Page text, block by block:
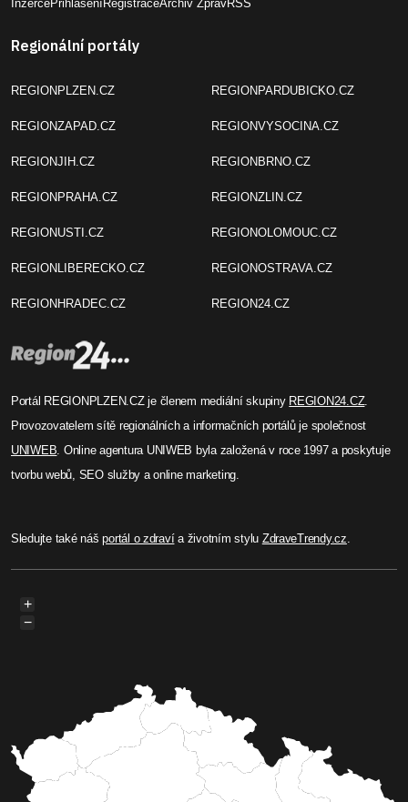
InzercePřihlášeníRegistraceArchiv ZprávRSS
Regionální portály
REGIONPLZEN.CZ
REGIONZAPAD.CZ
REGIONJIH.CZ
REGIONPRAHA.CZ
REGIONUSTI.CZ
REGIONLIBERECKO.CZ
REGIONHRADEC.CZ
REGIONPARDUBICKO.CZ
REGIONVYSOCINA.CZ
REGIONBRNO.CZ
REGIONZLIN.CZ
REGIONOLOMOUC.CZ
REGIONOSTRAVA.CZ
REGION24.CZ
Portál REGIONPLZEN.CZ je členem mediální skupiny REGION24.CZ.
Provozovatelem sítě regionálních a informačních portálů je společnost
UNIWEB. Online agentura UNIWEB byla založená v roce 1997 a poskytuje
tvorbu webů, SEO služby a online marketing.
Sledujte také nášportál o zdravía životním stylu ZdraveTrendy.cz.
+
−